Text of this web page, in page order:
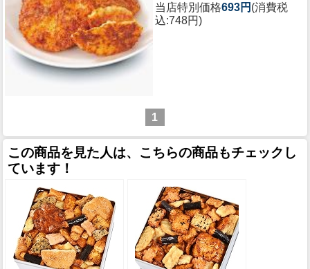
当店特別価格693円 (消費税
込:748円)
1
この商品を見た人は、こちらの商品もチェックし
ています！